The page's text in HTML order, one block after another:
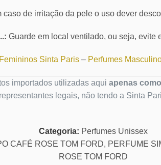
caso de irritação da pele o uso dever
Guarde em local ventilado, ou seja, evite
Sinta Paris – Perfumes
importados utilizadas aqui apenas
legais, não tendo a Sinta
Categoria: Perfumes Unissex
CAFÉ ROSE TOM FORD, PERFUME
ROSE TOM FORD